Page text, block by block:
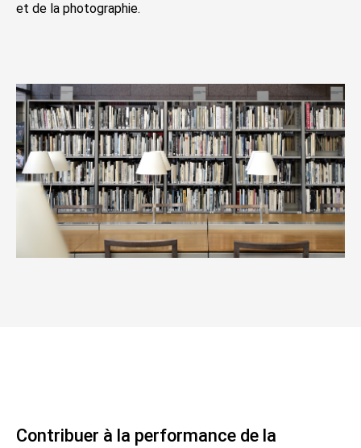
et de la photographie.
Contribuer à la performance de la